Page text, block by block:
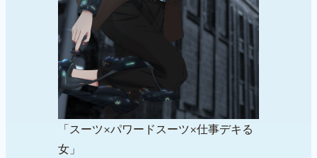
「スーツ×パワードスーツ×仕事デキる
女」